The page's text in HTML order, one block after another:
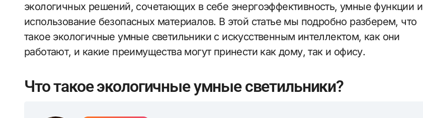
экологичных решений, сочетающих в себе энергоэффективность, умные функции и
использование безопасных материалов. В этой статье мы подробно разберем, что
такое экологичные умные светильники с искусственным интеллектом, как они
работают, и какие преимущества могут принести как дому, так и офису.
Что такое экологичные умные светильники?